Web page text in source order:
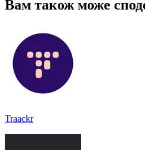
Вам також може
Traackr